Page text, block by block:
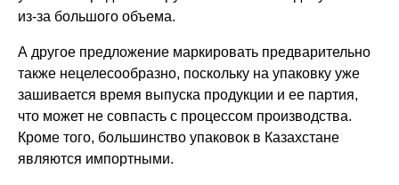
из-за большого объема.
А другое предложение маркировать предварительно
также нецелесообразно, поскольку на упаковку уже
зашивается время выпуска продукции и ее партия,
что может не совпасть с процессом производства.
Кроме того, большинство упаковок в Казахстане
являются импортными.